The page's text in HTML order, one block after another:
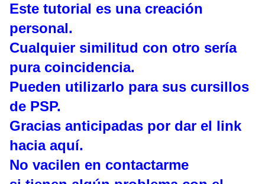
Este tutorial es una creación
personal.
Cualquier similitud con otro sería
pura coincidencia.
Pueden utilizarlo para sus cursillos
de PSP.
Gracias anticipadas por dar el link
hacia aquí.
No vacilen en contactarme